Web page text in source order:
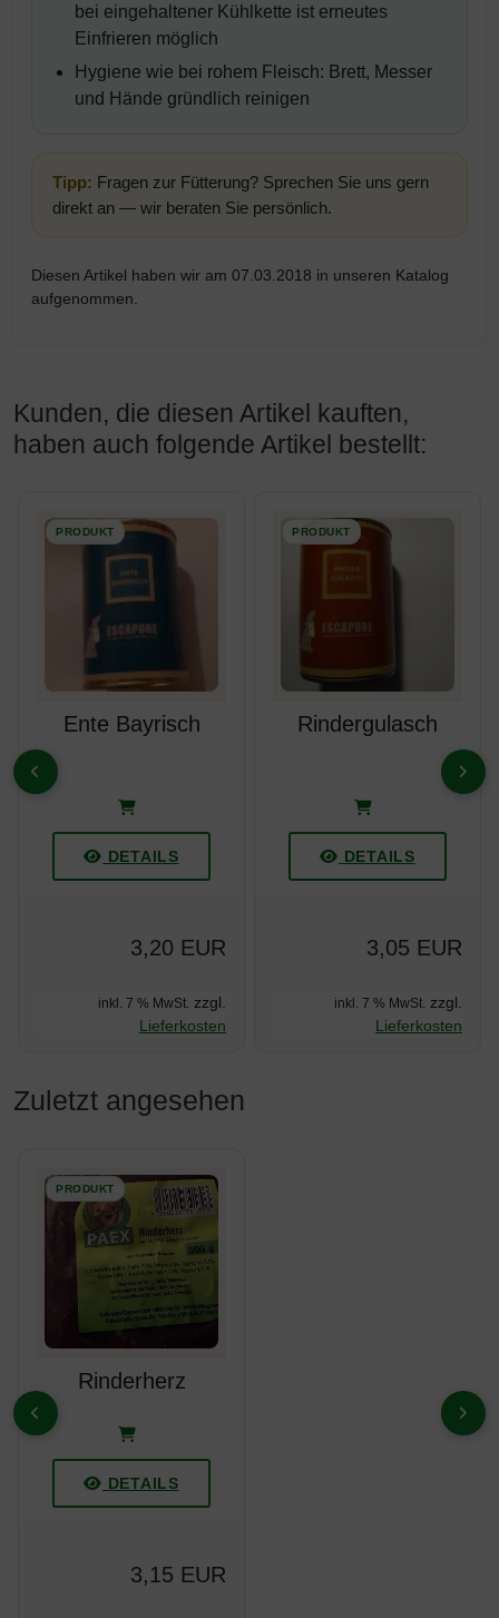
bei eingehaltener Kühlkette ist erneutes
Einfrieren möglich
Hygiene wie bei rohem Fleisch: Brett, Messer
und Hände gründlich reinigen
Tipp: Fragen zur Fütterung? Sprechen Sie uns gern
direkt an — wir beraten Sie persönlich.
Diesen Artikel haben wir am 07.03.2018 in unseren Katalog
aufgenommen.
Kunden, die diesen Artikel kauften,
haben auch folgende Artikel bestellt:
ZURÜCK
Ente Bayrisch
DETAILS
3,20 EUR
inkl. 7 % MwSt. zzgl.
Lieferkosten
Rindergulasch
DETAILS
3,05 EUR
inkl. 7 % MwSt. zzgl.
Lieferkosten
VOR
Zuletzt angesehen
ZURÜCK
Rinderherz
DETAILS
3,15 EUR
VOR